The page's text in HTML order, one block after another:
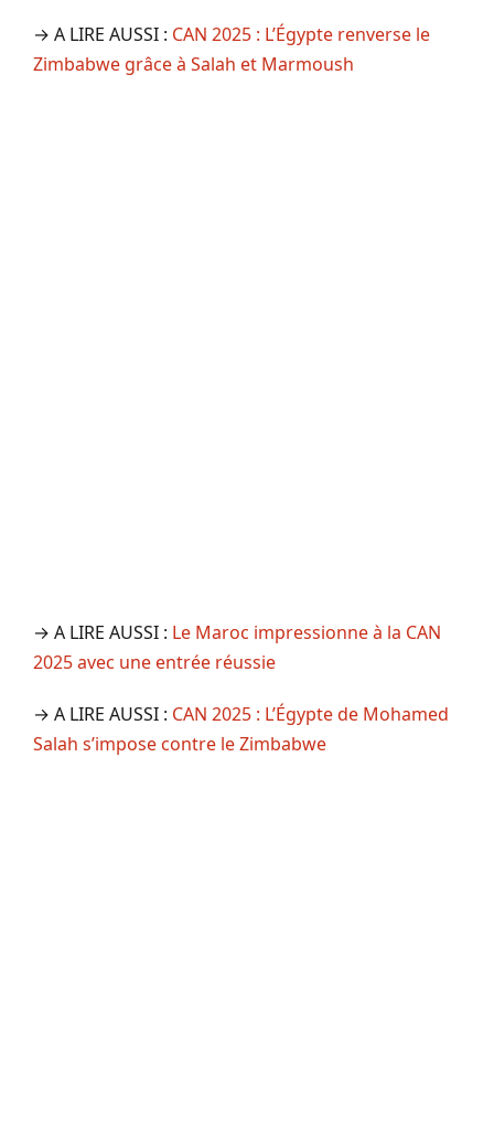
→ A LIRE AUSSI : CAN 2025 : L’Égypte renverse le
Zimbabwe grâce à Salah et Marmoush
→ A LIRE AUSSI : Le Maroc impressionne à la CAN
2025 avec une entrée réussie
→ A LIRE AUSSI : CAN 2025 : L’Égypte de Mohamed
Salah s’impose contre le Zimbabwe